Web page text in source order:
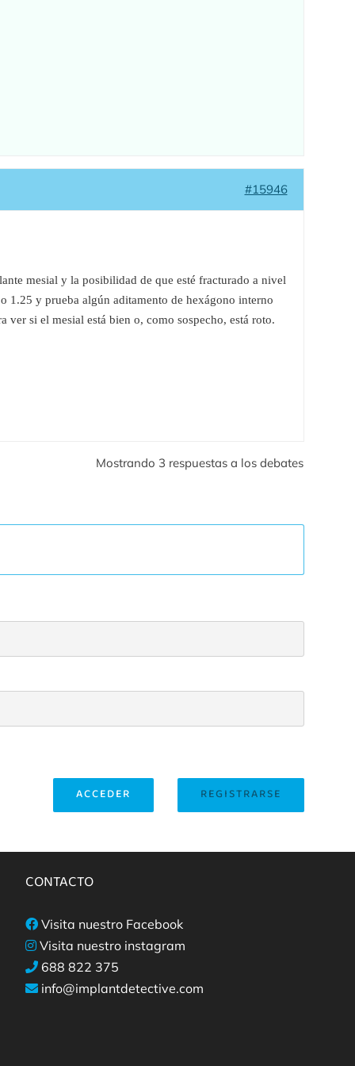
#15946
mesial y la posibilidad de que esté fracturado a nivel
1.25 y prueba algún aditamento de hexágono interno
si el mesial está bien o, como sospecho, está roto.
Mostrando 3 respuestas a los debates
REGISTRARSE
ACCEDER
CONTACTO
Visita nuestro Facebook
Visita nuestro instagram
688 822 375
info@implantdetective.com